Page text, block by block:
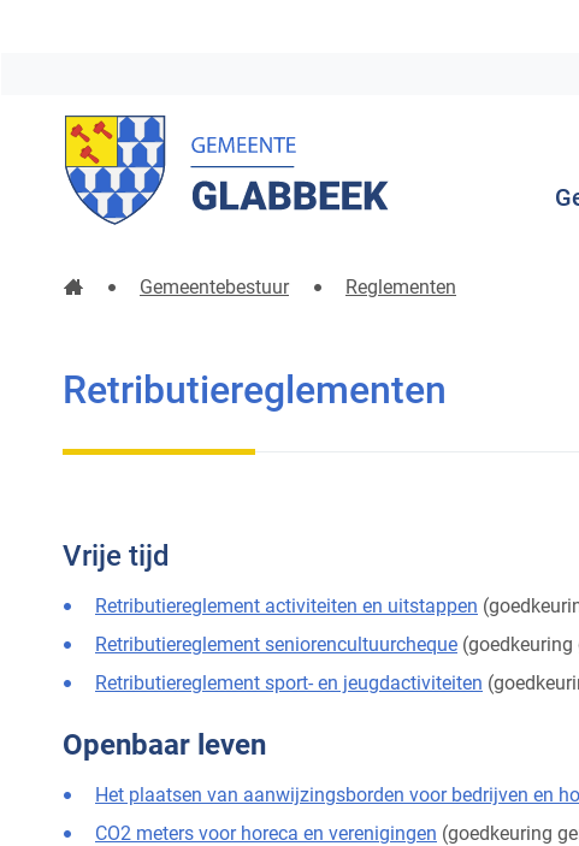
Gemeente
Glabbeek
StartpaginaGemeentebestuur
Reglementen
Retributiereglementen
Vrije tijd
Retributiereglement activiteiten en uitstappen
Retributiereglement seniorencultuurcheque
Retributiereglement sport- en jeugdactiviteiten
Openbaar leven
Het plaatsen van aanwijzingsborden voor bedrijven en
CO2 meters voor horeca en verenigingen (goedkeuring